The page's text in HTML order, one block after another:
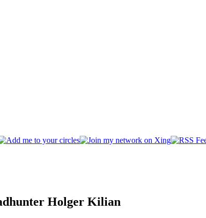
Holger Kilian